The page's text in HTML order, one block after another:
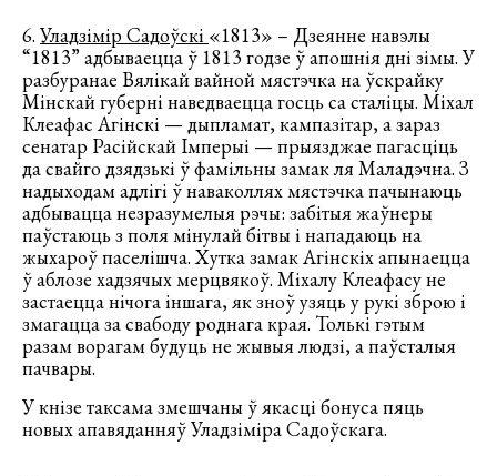
6.Уладзімір Садоўскі «1813» – Дзеянне навэлы
“1813” адбываецца ў 1813 годзе ў апошнія дні зімы. У
разбуранае Вялікай вайной мястэчка на ўскрайку
Мінскай губерні наведваецца госць са сталіцы. Міхал
Клеафас Агінскі — дыпламат, кампазітар, а зараз
сенатар Расійскай Імперыі — прыязджае пагасціць
да свайго дзядзькі ў фамільны замак ля Маладэчна. З
надыходам адлігі ў наваколлях мястэчка пачынаюць
адбывацца незразумелыя рэчы: забітыя жаўнеры
паўстаюць з поля мінулай бітвы і нападаюць на
жыхароў паселішча. Хутка замак Агінскіх апынаецца
ў аблозе хадзячых мерцвякоў. Міхалу Клеафасу не
застаецца нічога іншага, як зноў узяць у рукі зброю і
змагацца за свабоду роднага края. Толькі гэтым
разам ворагам будуць не жывыя людзі, а паўсталыя
пачвары.
У кнізе таксама змешчаны ў якасці бонуса пяць
новых апавяданняў Уладзіміра Садоўскага.